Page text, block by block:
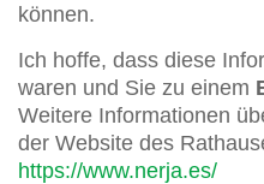
können.
Ich hoffe, dass diese
waren und Sie zu einem
Weitere Informationen
der Website des
https://www.nerja.es/